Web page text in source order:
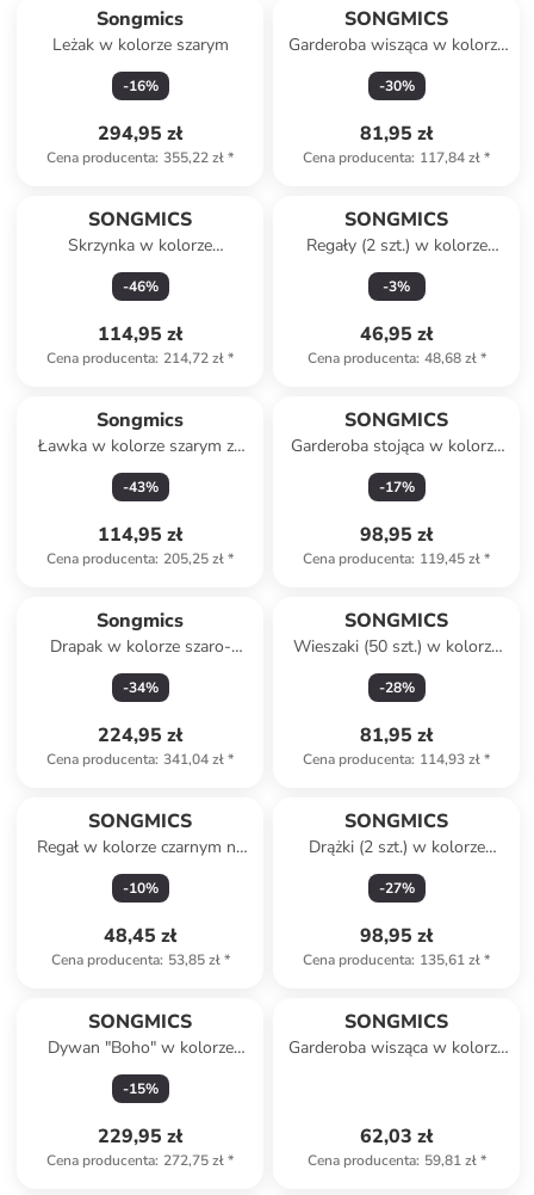
Songmics
Leżak w kolorze szarym
-16%
294,95 zł
Cena producenta: 355,22 zł*
SONGMICS
Garderoba wisząca w kolorze
czarno-brązowym - 65 x 42 x
30 cm
-30%
81,95 zł
Cena producenta: 117,84 zł*
SONGMICS
Skrzynka w kolorze
antracytowym na listy - 37 x
37 x 10,5 cm
-46%
114,95 zł
Cena producenta: 214,72 zł*
SONGMICS
Regały (2 szt.) w kolorze
biało-jasnobrązowym na
przyprawy
-3%
46,95 zł
Cena producenta: 48,68 zł*
Songmics
Ławka w kolorze szarym ze
schowkiem - 110 x 38 x 38
cm
-43%
114,95 zł
Cena producenta: 205,25 zł*
SONGMICS
Garderoba stojąca w kolorze
białym - 114 x 171 x 45 cm
-17%
98,95 zł
Cena producenta: 119,45 zł*
Songmics
Drapak w kolorze szaro-
kremowym - 55 x 143 x 45
cm
-34%
224,95 zł
Cena producenta: 341,04 zł*
SONGMICS
Wieszaki (50 szt.) w kolorze
różowozłoto-białym na
ubrania - 43,5 x 22,5 cm
-28%
81,95 zł
Cena producenta: 114,93 zł*
SONGMICS
Regał w kolorze czarnym na
buty - 92 x 55 x 30,5 cm
-10%
48,45 zł
Cena producenta: 53,85 zł*
SONGMICS
Drążki (2 szt.) w kolorze
czarnym na ubrania - dł. 92
cm
-27%
98,95 zł
Cena producenta: 135,61 zł*
SONGMICS
Dywan "Boho" w kolorze
szarym - 230 x 160 cm
-15%
229,95 zł
Cena producenta: 272,75 zł*
SONGMICS
Garderoba wisząca w kolorze
62,03 zł
Cena producenta: 59,81 zł*